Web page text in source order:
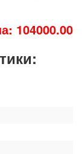
104000.00